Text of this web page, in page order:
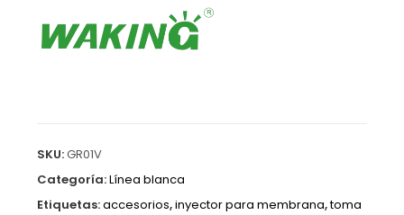
SKU:GR01V
Categoría:Línea blanca
Etiquetas:accesorios,inyector para membrana,toma